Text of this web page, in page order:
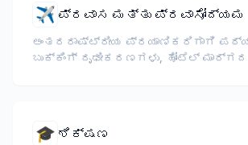
✈️ ಪ್ರವಾಸ ಮತ್ತು ಪ್ರವಾಸೋದ್ಯಮ
ಅಂತರರಾಷ್ಟ್ರೀಯ ಪ್ರಯಾಣಿಕರಿಗಾಗಿ
ಬುಕ್ಕಿಂಗ್ ದೃಢೀಕರಣಗಳು, ಹೋಟೆಲ್
🎓 ಶಿಕ್ಷಣ